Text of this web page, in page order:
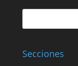
Secciones